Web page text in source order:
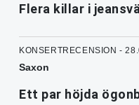
Flera killar i
KONSERTRECENSION -
Saxon
Ett par höjda